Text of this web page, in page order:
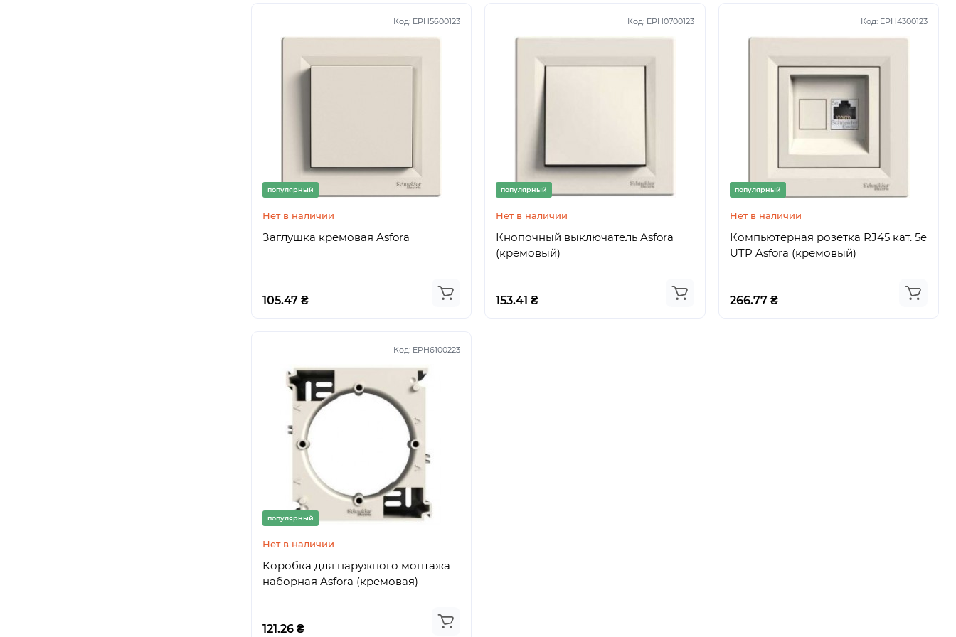
Код: EPH5600123
популярный
Нет в наличии
Заглушка кремовая Asfora
105.47 ₴
Код: EPH0700123
популярный
Нет в наличии
Кнопочный выключатель Asfora
(кремовый)
153.41 ₴
Код: EPH4300123
популярный
Нет в наличии
Компьютерная розетка RJ45 кат. 5e
UTP Asfora (кремовый)
266.77 ₴
Код: EPH6100223
популярный
Нет в наличии
Коробка для наружного монтажа
наборная Asfora (кремовая)
121.26 ₴